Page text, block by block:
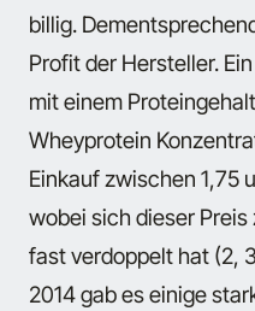
billig.
Profit der Hersteller.
mit einem
Wheyprotein
Einkauf zwischen 1,75
wobei sich dieser
fast verdoppelt hat (2,
2014 gab es einige